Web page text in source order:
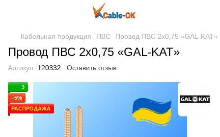
Кабельная продукция ПВС Провод ПВС 2х0,75 «GAL-KAT»
Провод ПВС 2х0,75 «GAL-KAT»
Артикул: 120332 Оставить отзыв
3
−5%
РАСПРОДАЖА